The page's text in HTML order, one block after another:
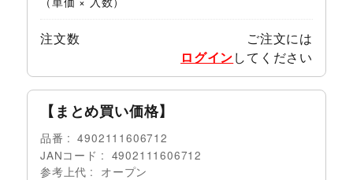
注文数
ご注文には
ログインしてください
【まとめ買い価格】
品番
4902111606712
JANコード
4902111606712
参考上代
オープン